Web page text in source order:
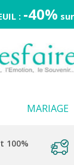
: -40%
MARIAGE
100%